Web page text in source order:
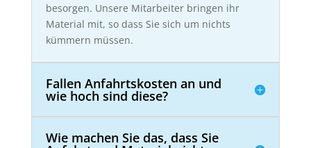
besorgen. Unsere Mitarbeiter bringen ihr
Material mit, so dass Sie sich um nichts
kümmern müssen.
Fallen Anfahrtskosten an und
wie hoch sind diese?
Wie machen Sie das, dass Sie